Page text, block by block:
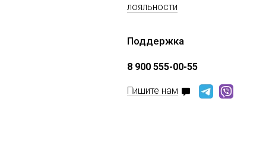
лояльности
Поддержка
8 900 555-00-55
Пишите нам